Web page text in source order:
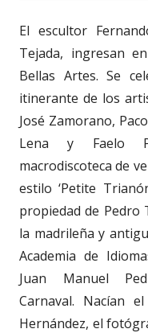
El escultor
Tejada, ingresan
Bellas Artes. Se
itinerante de los
José Zamorano,
Lena y Faelo
macrodiscoteca de
estilo ‘Petite
propiedad de Pedro
la madrileña y
Academia de
Juan Manuel
Carnaval. Nacían
Hernández, el